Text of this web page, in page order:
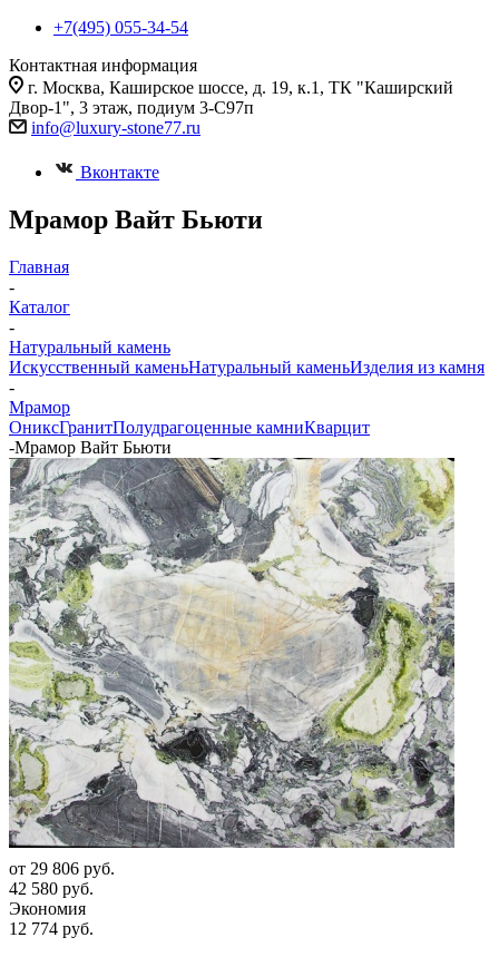
+7(495) 055-34-54
Контактная информация
г. Москва, Каширское шоссе, д. 19, к.1, ТК "Каширский
Двор-1", 3 этаж, подиум 3-С97п
info@luxury-stone77.ru
Вконтакте
Мрамор Вайт Бьюти
Главная
-
Каталог
-
Натуральный камень
Искусственный каменьНатуральный каменьИзделия из камня
-
Мрамор
ОниксГранитПолудрагоценные камниКварцит
-Мрамор Вайт Бьюти
от 29 806 руб.
42 580 руб.
Экономия
12 774 руб.